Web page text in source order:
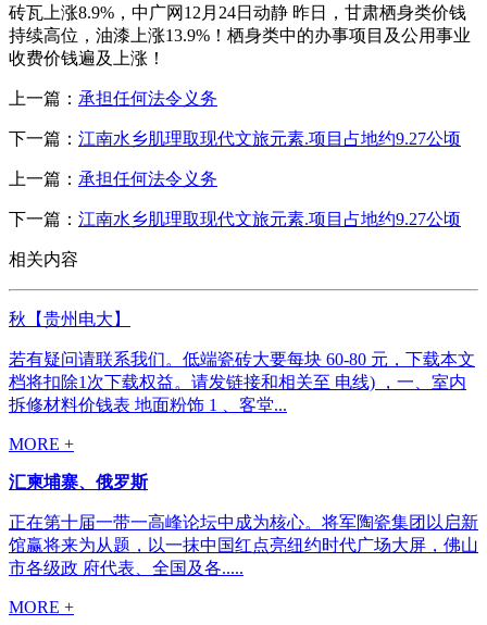
砖瓦上涨8.9%，中广网12月24日动静 昨日，甘肃栖身类价钱
持续高位，油漆上涨13.9%！栖身类中的办事项目及公用事业
收费价钱遍及上涨！
上一篇： 承担任何法令义务
下一篇： 江南水乡肌理取现代文旅元素.项目占地约9.27公顷
上一篇： 承担任何法令义务
下一篇： 江南水乡肌理取现代文旅元素.项目占地约9.27公顷
相关内容
秋【贵州电大】
若有疑问请联系我们。低端瓷砖大要每块 60-80 元，下载本文
档将扣除1次下载权益。请发链接和相关至 电线) ，一、室内
拆修材料价钱表 地面粉饰 1 、客堂...
MORE +
汇柬埔寨、俄罗斯
正在第十届一带一高峰论坛中成为核心。将军陶瓷集团以启新
馆赢将来为从题，以一抹中国红点亮纽约时代广场大屏，佛山
市各级政 府代表、全国及各.....
MORE +